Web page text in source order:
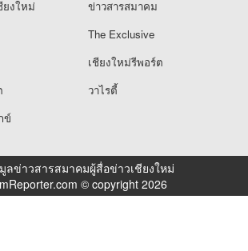
ยงใหม่
ข่าวสารสมาคม
The Exclusive
เชียงใหม่รีพอร์ต
วาไรตี้
ข์
ลข่าวสารสมาคมผู้สื่อข่าวเชียงใหม่
© copyright 2026